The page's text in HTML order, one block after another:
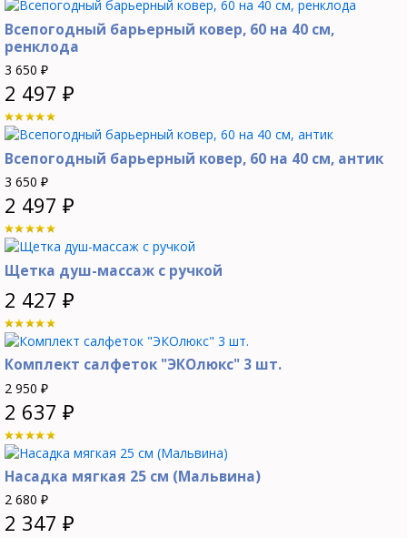
Всепогодный барьерный ковер, 60 на 40 см,
ренклода
3 650 ₽
2 497 ₽
Всепогодный барьерный ковер, 60 на 40 см, антик
3 650 ₽
2 497 ₽
Щетка душ-массаж с ручкой
2 427 ₽
Комплект салфеток "ЭКОлюкс" 3 шт.
2 950 ₽
2 637 ₽
Насадка мягкая 25 см (Мальвина)
2 680 ₽
2 347 ₽